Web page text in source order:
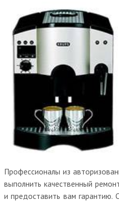
Профессионалы из
выполнить качественный
и предоставить вам